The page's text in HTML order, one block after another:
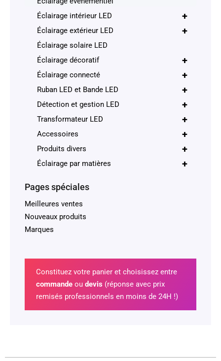
+
Éclairage intérieur LED
+
Éclairage extérieur LED
Éclairage solaire LED
+
Éclairage décoratif
+
Éclairage connecté
+
Ruban LED et Bande LED
+
Détection et gestion LED
+
Transformateur LED
+
Accessoires
+
Produits divers
+
Éclairage par matières
Pages spéciales
Meilleures ventes
Nouveaux produits
Marques
Constituez votre panier et choisissez entre
commandeou devis (réponse avec prix
remisés professionnels en moins de 24H !)